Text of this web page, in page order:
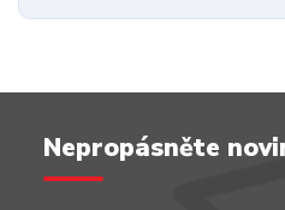
Nepropásněte